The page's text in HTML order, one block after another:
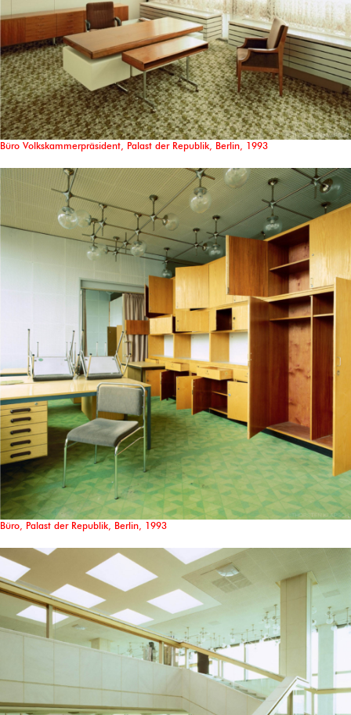
Büro Volkskammerpräsident, Palast der Republik, Berlin, 1993
Büro, Palast der Republik, Berlin, 1993